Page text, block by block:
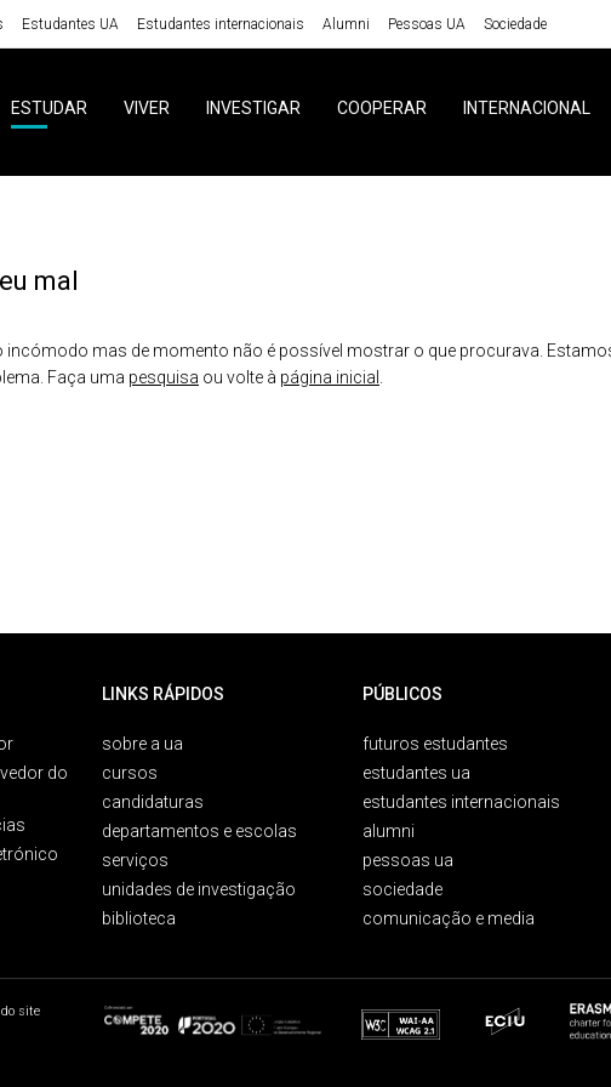
Estudantes UA Estudantes internacionais Alumni Pessoas UA Sociedade
ESTUDAR VIVER INVESTIGAR COOPERAR INTERNACIONAL
mal
incómodo mas de momento não é possível mostrar o que procurava.
Faça uma pesquisa ou volte à página inicial
do
LINKS RÁPIDOS
sobre a ua
cursos
candidaturas
departamentos e escolas
serviços
unidades de investigação
biblioteca
PÚBLICOS
futuros estudantes
estudantes ua
estudantes internacionais
alumni
pessoas ua
sociedade
comunicação e media
site